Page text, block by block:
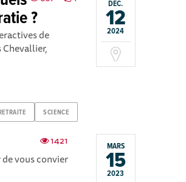
DÉC.
12
2024
?
de
SCIENCE
MARS
15
2023
1421
vous convier